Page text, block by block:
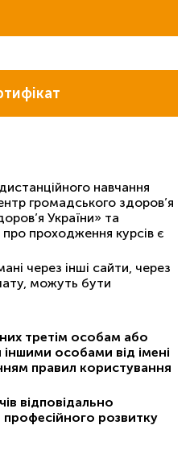
навчання
громадського здоров’я
України» та
проходження курсів є
через інші сайти, через
можуть бути
третім особам або
особами від імені
правил користування
відповідально
розвитку